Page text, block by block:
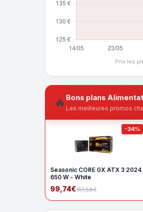
Prix les
🔥 Bons plans
Les meilleures promos
-34%
Seasonic CORE GX ATX 3 2024
650 W - White
99,74€151,58€